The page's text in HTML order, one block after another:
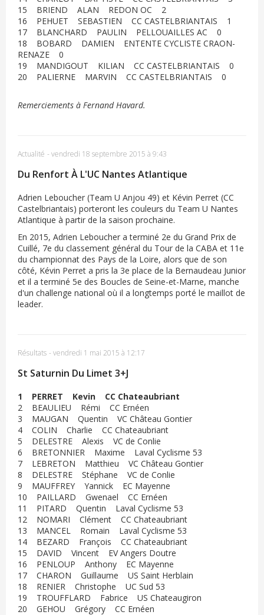
15 BRIEND ALAN REDON OC 2
16 PEHUET SEBASTIEN CC CASTELBRIANTAIS 1
17 BLANCHARD PAULIN PELLOUAILLES AC 0
18 BOBARD DAMIEN ENTENTE CYCLISTE CRAON-
RENAZE 0
19 MANDIGOUT KILIAN CC CASTELBRIANTAIS 0
20 PALIERNE MARVIN CC CASTELBRIANTAIS 0
Remerciements à Fernand Havard.
Actualité - vendredi 18 septembre 2015 à 9:43
Du Renfort À L'UC Nantes Atlantique
Adrien Leboucher (Team U Anjou 49) et Kévin Perret (CC
Castelbriantais) porteront les couleurs du Team U Nantes
Atlantique à partir de la saison prochaine.
En 2015, Adrien Leboucher a terminé 2e du Grand Prix de
Cuillé, 7e du classement général du Tour de la CABA et 11e
du championnat des Pays de la Loire, alors que de son
côté, Kévin Perret a pris la 3e place de la Bernaudeau Junior
et il a terminé 5e des Boucles de Seine-et-Marne, manche
d'un challenge national où il a longtemps porté le maillot de
leader.
Résultats - vendredi 1 mai 2015 à 12:17
St Saturnin Du Limet 3+J
1 PERRET Kevin CC Chateaubriant
2 BEAULIEU Rémi CC Ernéen
3 MAUGAN Quentin VC Château Gontier
4 COLIN Charlie CC Chateaubriant
5 DELESTRE Alexis VC de Conlie
6 BRETONNIER Maxime Laval Cyclisme 53
7 LEBRETON Matthieu VC Château Gontier
8 DELESTRE Stéphane VC de Conlie
9 MAUFFREY Yannick EC Mayenne
10 PAILLARD Gwenael CC Ernéen
11 PITARD Quentin Laval Cyclisme 53
12 NOMARI Clément CC Chateaubriant
13 MANCEL Romain Laval Cyclisme 53
14 BEZARD François CC Chateaubriant
15 DAVID Vincent EV Angers Doutre
16 PENLOUP Anthony EC Mayenne
17 CHARON Guillaume US Saint Herblain
18 RENIER Christophe UC Sud 53
19 TROUFFLARD Fabrice US Chateaugiron
20 GEHOU Grégory CC Ernéen